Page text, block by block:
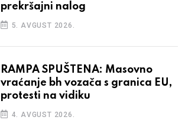
prekršajni nalog
5. AVGUST 2026.
RAMPA SPUŠTENA: Masovno
vraćanje bh vozača s granica EU,
protesti na vidiku
4. AVGUST 2026.